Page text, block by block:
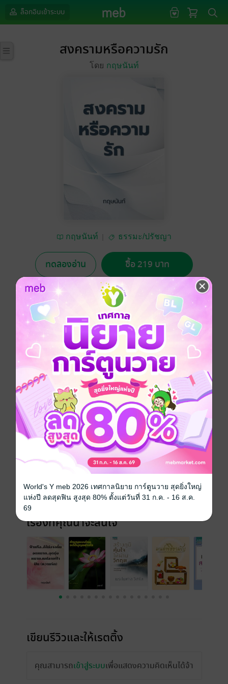
ล็อกอินเข้าระบบ
สงครามหรือความรัก
โดย กฤษนันท์
กฤษนันท์ ธรรมะ/ปรัชญา
ทดลองอ่าน ซื้อ 219 บาท
No Rating
อยากได้ ซื้อเป็นของขวัญ ติดตาม แชร์
อหิงสาธรรมนำมาซึ่งสันติภาพ
ปรัชญา จิตวิทยา พุทธศาสนา
ประเภทไฟล์ pdf
วันที่วางขาย 02 กรกฎาคม 2567
156 หน้า
ราคาปก 219 บาท
เรื่องที่คุณน่าจะสนใจ
เขียนรีวิวและให้เรตติ้ง
คุณสามารถเข้าสู่ระบบเพื่อแสดงความคิดเห็นได้จ้า
World's Y meb 2026 เทศกาลนิยาย การ์ตูนวาย สุดยิ่งใหญ่
แห่งปี ลดสุดฟิน สูงสุด 80% ตั้งแต่วันที่ 31 ก.ค. - 16 ส.ค.
69